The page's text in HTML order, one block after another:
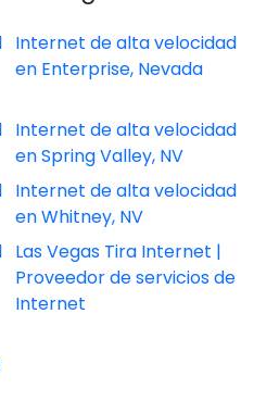
Internet de alta velocidad
en Enterprise, Nevada
Internet de alta velocidad
en Spring Valley, NV
Internet de alta velocidad
en Whitney, NV
Las Vegas Tira Internet |
Proveedor de servicios de
Internet